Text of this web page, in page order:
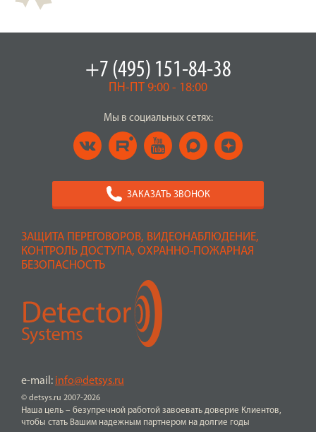
ЗАЩИТА ПЕРЕГОВОРОВ, ВИДЕОНАБЛЮДЕНИЕ,
КОНТРОЛЬ ДОСТУПА, ОХРАННО-ПОЖАРНАЯ
БЕЗОПАСНОСТЬ
© detsys.ru 2007-2026
e-mail: info@detsys.ru
Наша цель – безупречной работой завоевать доверие Клиентов,
чтобы стать Вашим надежным партнером на долгие годы
+7 (495) 151-84-38
ПН-ПТ 9:00 - 18:00
Мы в социальных сетях:
ЗАКАЗАТЬ ЗВОНОК